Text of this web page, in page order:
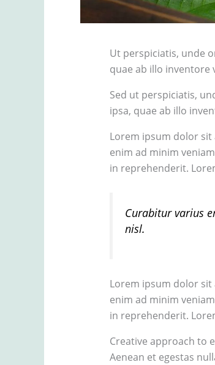
Ut perspiciatis, unde
quae ab illo inventore
Sed ut perspiciatis,
ipsa, quae ab illo
Lorem ipsum dolor
enim ad minim
in reprehenderit.
Curabitur varius
nisl.
Lorem ipsum dolor
enim ad minim
in reprehenderit.
Creative approach to
Aenean et egestas